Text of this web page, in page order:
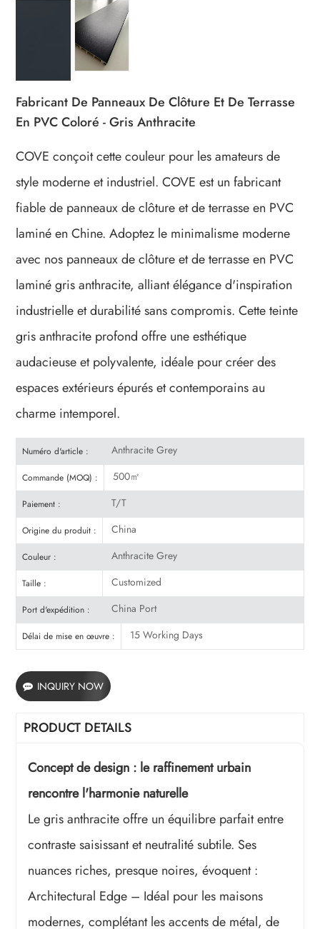
Fabricant De Panneaux De Clôture Et De Terrasse
En PVC Coloré - Gris Anthracite
COVE conçoit cette couleur pour les amateurs de
style moderne et industriel. COVE est un fabricant
fiable de panneaux de clôture et de terrasse en PVC
laminé en Chine. Adoptez le minimalisme moderne
avec nos panneaux de clôture et de terrasse en PVC
laminé gris anthracite, alliant élégance d'inspiration
industrielle et durabilité sans compromis. Cette teinte
gris anthracite profond offre une esthétique
audacieuse et polyvalente, idéale pour créer des
espaces extérieurs épurés et contemporains au
charme intemporel.
Numéro d'article : Anthracite Grey
Commande (MOQ) : 500㎡
Paiement : T/T
Origine du produit : China
Couleur : Anthracite Grey
Taille : Customized
Port d'expédition : China Port
Délai de mise en œuvre : 15 Working Days
INQUIRY NOW
PRODUCT DETAILS
Concept de design : le raffinement urbain
rencontre l'harmonie naturelle
Le gris anthracite offre un équilibre parfait entre
contraste saisissant et neutralité subtile. Ses
nuances riches, presque noires, évoquent :
Architectural Edge – Idéal pour les maisons
modernes, complétant les accents de métal, de